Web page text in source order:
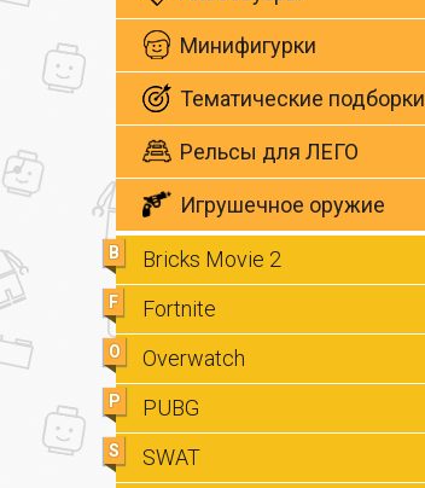
Минифигурки
Тематические подборки
Рельсы для ЛЕГО
Игрушечное оружие
B Bricks Movie 2
F Fortnite
O Overwatch
P PUBG
S
SWAT